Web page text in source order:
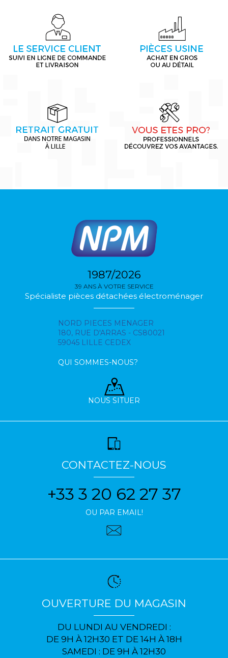
1987/2026
39 ANS À VOTRE SERVICE
Spécialiste pièces détachées électroménager
NORD PIECES MENAGER
180, RUE D'ARRAS - CS80021
59045 LILLE CEDEX
QUI SOMMES-NOUS?
NOUS SITUER
CONTACTEZ-NOUS
+33 3 20 62 27 37
OU PAR EMAIL!
OUVERTURE DU MAGASIN
DU LUNDI AU VENDREDI :
DE 9H À 12H30 ET DE 14H À 18H
SAMEDI : DE 9H À 12H30